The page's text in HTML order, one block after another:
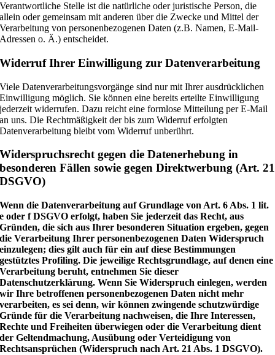
Verantwortliche Stelle ist die natürliche oder juristische Person, die
allein oder gemeinsam mit anderen über die Zwecke und Mittel der
Verarbeitung von personenbezogenen Daten (z.B. Namen, E-Mail-
Adressen o. Ä.) entscheidet.
Widerruf Ihrer Einwilligung zur Datenverarbeitung
Viele Datenverarbeitungsvorgänge sind nur mit Ihrer ausdrücklichen
Einwilligung möglich. Sie können eine bereits erteilte Einwilligung
jederzeit widerrufen. Dazu reicht eine formlose Mitteilung per E-Mail
an uns. Die Rechtmäßigkeit der bis zum Widerruf erfolgten
Datenverarbeitung bleibt vom Widerruf unberührt.
Widerspruchsrecht gegen die Datenerhebung in
besonderen Fällen sowie gegen Direktwerbung (Art. 21
DSGVO)
Wenn die Datenverarbeitung auf Grundlage von Art. 6 Abs. 1 lit.
e oder f DSGVO erfolgt, haben Sie jederzeit das Recht, aus
Gründen, die sich aus Ihrer besonderen Situation ergeben, gegen
die Verarbeitung Ihrer personenbezogenen Daten Widerspruch
einzulegen; dies gilt auch für ein auf diese Bestimmungen
gestütztes Profiling. Die jeweilige Rechtsgrundlage, auf denen eine
Verarbeitung beruht, entnehmen Sie dieser
Datenschutzerklärung. Wenn Sie Widerspruch einlegen, werden
wir Ihre betroffenen personenbezogenen Daten nicht mehr
verarbeiten, es sei denn, wir können zwingende schutzwürdige
Gründe für die Verarbeitung nachweisen, die Ihre Interessen,
Rechte und Freiheiten überwiegen oder die Verarbeitung dient
der Geltendmachung, Ausübung oder Verteidigung von
Rechtsansprüchen (Widerspruch nach Art. 21 Abs. 1 DSGVO).